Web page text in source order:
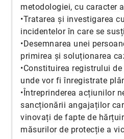
metodologiei, cu caracter
•Tratarea și investigarea
incidentelor în care se
•Desemnarea unei
primirea și soluționarea
•Constituirea registrului
unde vor fi înregistrate
•Întreprinderea acțiunilor
sancționării angajaților
vinovați de fapte de
măsurilor de protecție a